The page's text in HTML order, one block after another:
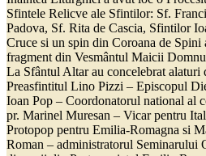
Sfintele Relicve ale Sfintilor: Sf.
Padova, Sf. Rita de Cascia, Sfintilor
Cruce si un spin din Coroana de
fragment din Vesmântul Maicii
La Sfântul Altar au concelebrat alaturi
Preasfintitul Lino Pizzi – Episcopul
Ioan Pop – Coordonatorul national al
pr. Marinel Muresan – Vicar pentru
Protopop pentru Emilia-Romagna si
Roman – administratorul Seminarului